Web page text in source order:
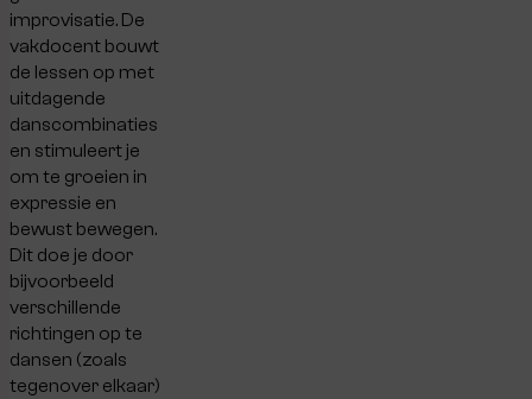
improvisatie. De
vakdocent bouwt
de lessen op met
uitdagende
danscombinaties
en stimuleert je
om te groeien in
expressie en
bewust bewegen.
Dit doe je door
bijvoorbeeld
verschillende
richtingen op te
dansen (zoals
tegenover elkaar)